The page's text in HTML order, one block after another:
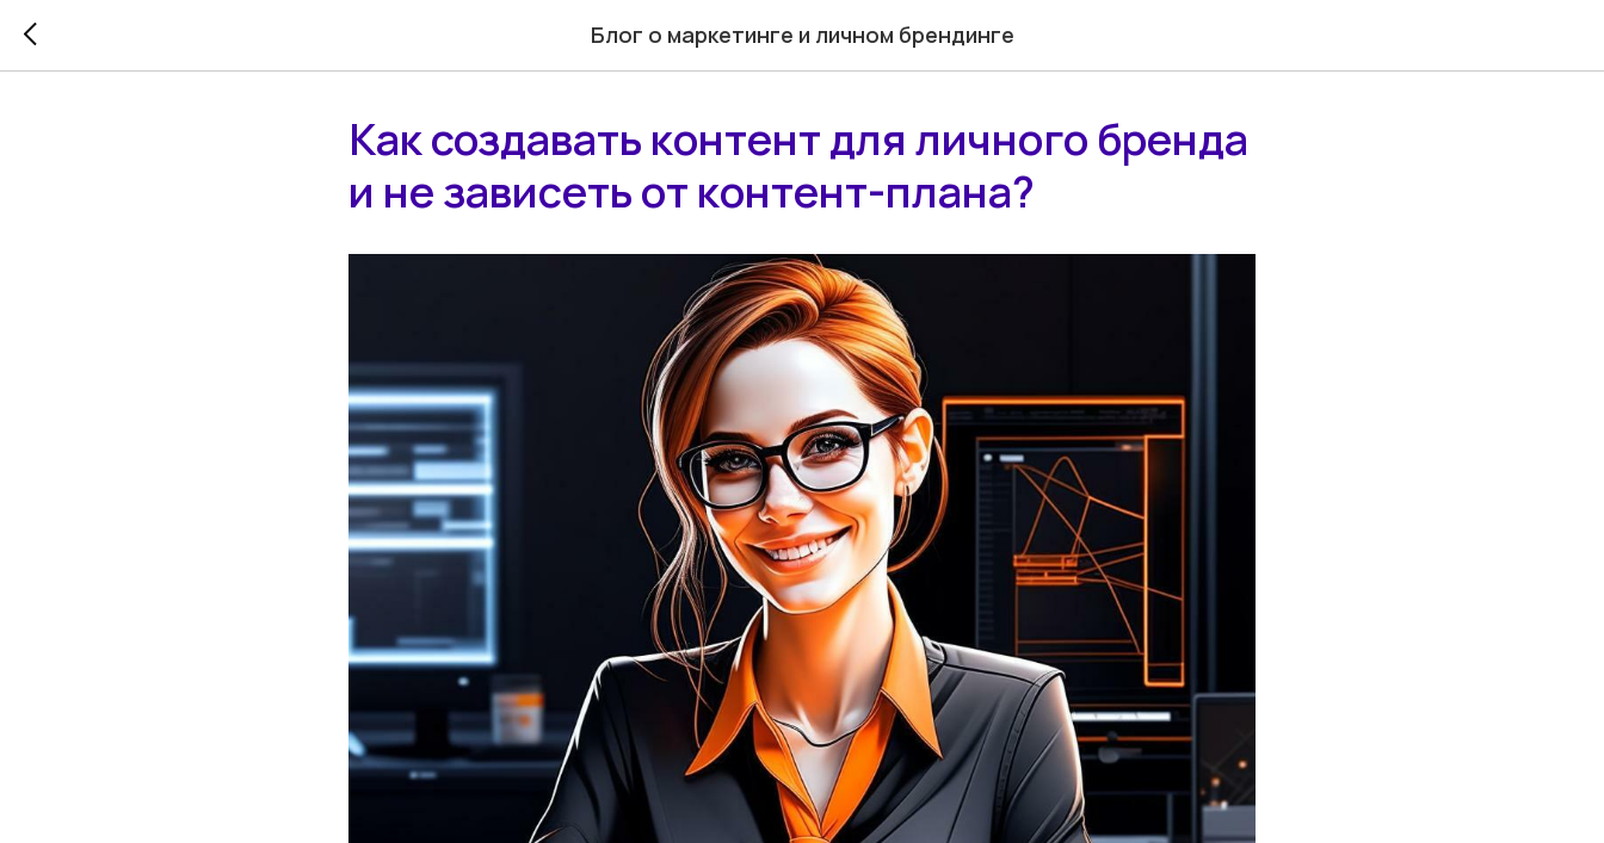
Блог о маркетинге и личном брендинге
Как создавать контент для личного бренда
и не зависеть от контент-плана?